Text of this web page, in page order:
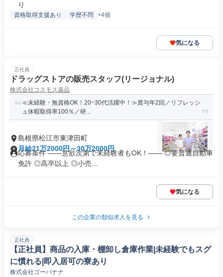
り
資格取得支援あり 学歴不問 +4個
気になる
正社員
ドラッグストアの販売スタッフ(リージョナル)
株式会社コスモス薬品
≪未経験・無資格OK！20~30代活躍中！≫賞与年2回／リフレッシ
ュ休暇取得率100％／研...
島根県松江市東津田町
月給21万2000円～30万2000円
応募条件 ――意欲次第で未経験者もOK！―― ◎要普通自動車
免許 ◎高卒以上 ◎小売...
気になる
この企業の類似求人を見る
正社員
【正社員】商品の入庫・棚卸し倉庫作業|未経験でもスグ
に慣れる|即入居可の寮あり
株式会社ゴーバナナ